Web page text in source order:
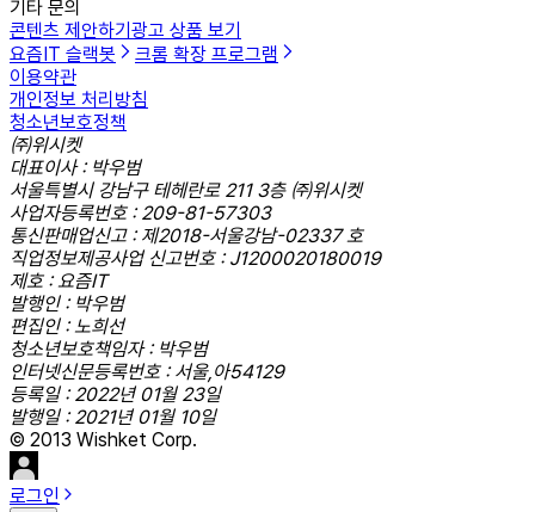
기타 문의
콘텐츠 제안하기 광고 상품 보기
요즘IT 슬랙봇
크롬 확장 프로그램
이용약관
개인정보 처리방침
청소년보호정책
㈜위시켓
대표이사 : 박우범
서울특별시 강남구 테헤란로 211 3층 ㈜위시켓
사업자등록번호 : 209-81-57303
통신판매업신고 : 제2018-서울강남-02337 호
직업정보제공사업 신고번호 : J1200020180019
제호 : 요즘IT
발행인 : 박우범
편집인 : 노희선
청소년보호책임자 : 박우범
인터넷신문등록번호 : 서울,아54129
등록일 : 2022년 01월 23일
발행일 : 2021년 01월 10일
© 2013 Wishket Corp.
로그인